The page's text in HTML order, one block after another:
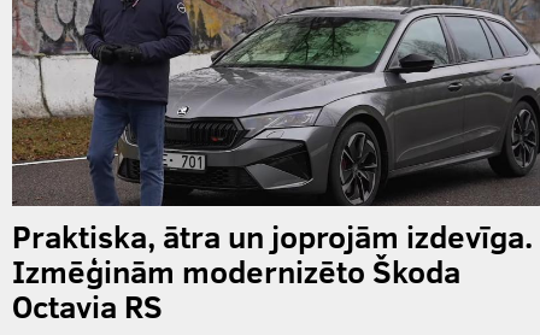
Praktiska, ātra un joprojām izdevīga.
Izmēģinām modernizēto Škoda
Octavia RS